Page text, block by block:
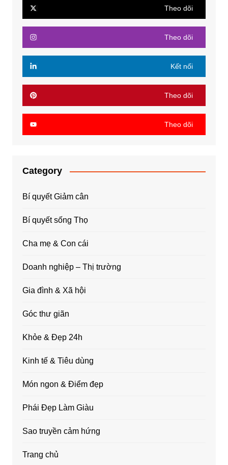
Theo dõi
Theo dõi
Kết nối
Theo dõi
Theo dõi
Category
Bí quyết Giảm cân
Bí quyết sống Thọ
Cha mẹ & Con cái
Doanh nghiệp – Thị trường
Gia đình & Xã hội
Góc thư giãn
Khỏe & Đẹp 24h
Kinh tế & Tiêu dùng
Món ngon & Điểm đẹp
Phái Đẹp Làm Giàu
Sao truyền cảm hứng
Trang chủ